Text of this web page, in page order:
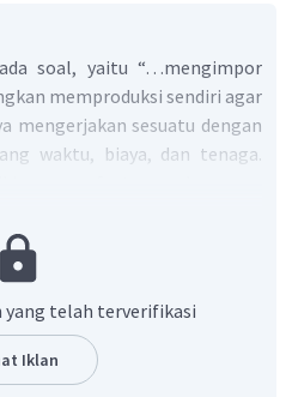
soal, yaitu “…mengimpor
memproduksi sendiri agar
mengerjakan sesuatu dengan
waktu, biaya, dan tenaga.
yang telah terverifikasi
Iklan